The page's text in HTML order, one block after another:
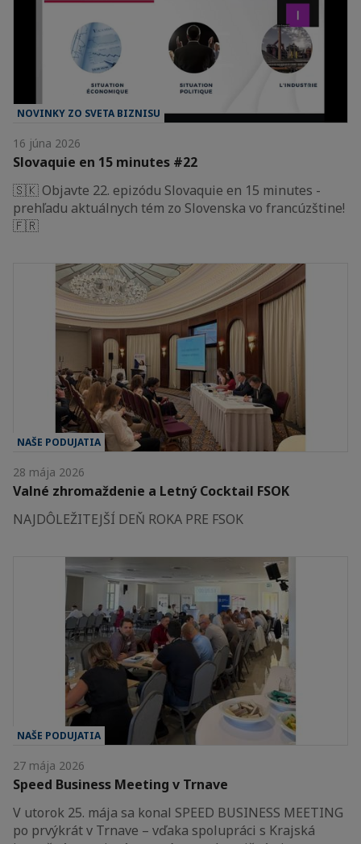
NOVINKY ZO SVETA BIZNISU
16 júna 2026
Slovaquie en 15 minutes #22
🇸🇰 Objavte 22. epizódu Slovaquie en 15 minutes -
prehľadu aktuálnych tém zo Slovenska vo francúzštine!
🇫🇷
NAŠE PODUJATIA
28 mája 2026
Valné zhromaždenie a Letný Cocktail FSOK
NAJDÔLEŽITEJŠÍ DEŇ ROKA PRE FSOK
NAŠE PODUJATIA
27 mája 2026
Speed Business Meeting v Trnave
V utorok 25. mája sa konal SPEED BUSINESS MEETING
po prvýkrát v Trnave – vďaka spolupráci s Krajská